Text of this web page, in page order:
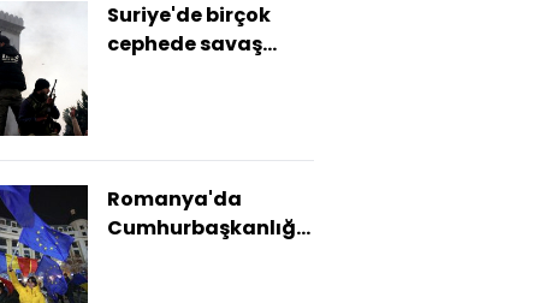
Suriye'de birçok
cephede savaş
Romanya'da
Cumhurbaşkanlığı